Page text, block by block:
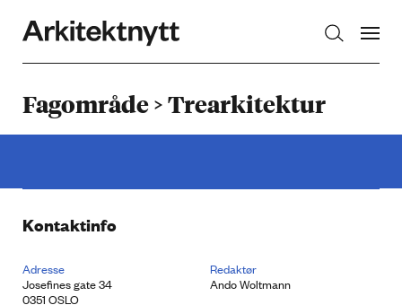
Fagområde > Trearkitektur
Kontaktinfo
Adresse
Josefines gate 34
0351 OSLO
Redaktør
Ando Woltmann